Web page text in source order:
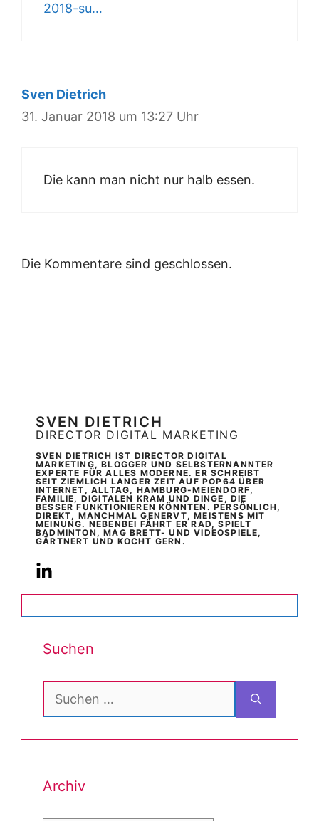
2018-su…
Sven Dietrich
31. Januar 2018 um 13:27 Uhr
Die kann man nicht nur halb essen.
Die Kommentare sind geschlossen.
SVEN DIETRICH
DIRECTOR DIGITAL MARKETING
SVEN DIETRICH IST DIRECTOR DIGITAL
MARKETING, BLOGGER UND SELBSTERNANNTER
EXPERTE FÜR ALLES MODERNE. ER SCHREIBT
SEIT ZIEMLICH LANGER ZEIT AUF POP64 ÜBER
INTERNET, ALLTAG, HAMBURG-MEIENDORF,
FAMILIE, DIGITALEN KRAM UND DINGE, DIE
BESSER FUNKTIONIEREN KÖNNTEN. PERSÖNLICH,
DIREKT, MANCHMAL GENERVT, MEISTENS MIT
MEINUNG. NEBENBEI FÄHRT ER RAD, SPIELT
BADMINTON, MAG BRETT- UND VIDEOSPIELE,
GÄRTNERT UND KOCHT GERN.
Suchen
Suchen
nach:
Archiv